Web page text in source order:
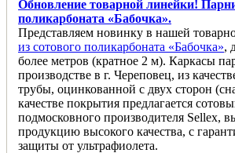
Обновление товарной линейки!
поликарбоната «Бабочка».
Представляем новинку в нашей
из сотового поликарбоната «Бабочка»,
более метров (кратное 2 м). Каркасы
производстве в г. Череповец, из
трубы, оцинкованной с двух сторон
качестве покрытия предлагается
подмосковного производителя Sellex,
продукцию высокого качества, с
защиты от ультрафиолета.